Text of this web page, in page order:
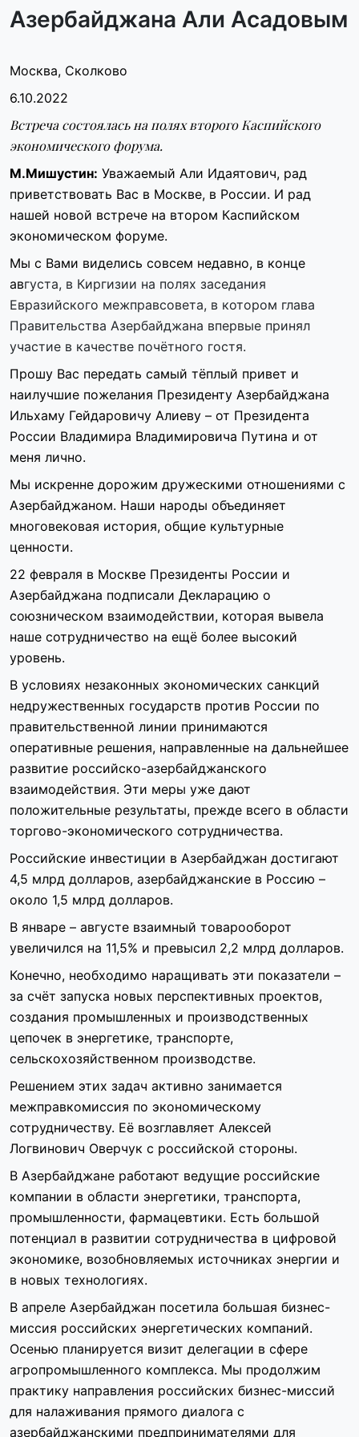
Азербайджана Али Асадовым
Москва, Сколково
6.10.2022
Встреча состоялась на полях второго Каспийского
экономического форума.
М.Мишустин: Уважаемый Али Идаятович, рад
приветствовать Вас в Москве, в России. И рад
нашей новой встрече на втором Каспийском
экономическом форуме.
Мы с Вами виделись совсем недавно, в конце
августа, в Киргизии на полях заседания
Евразийского межправсовета, в котором глава
Правительства Азербайджана впервые принял
участие в качестве почётного гостя.
Прошу Вас передать самый тёплый привет и
наилучшие пожелания Президенту Азербайджана
Ильхаму Гейдаровичу Алиеву – от Президента
России Владимира Владимировича Путина и от
меня лично.
Мы искренне дорожим дружескими отношениями с
Азербайджаном. Наши народы объединяет
многовековая история, общие культурные
ценности.
22 февраля в Москве Президенты России и
Азербайджана подписали Декларацию о
союзническом взаимодействии, которая вывела
наше сотрудничество на ещё более высокий
уровень.
В условиях незаконных экономических санкций
недружественных государств против России по
правительственной линии принимаются
оперативные решения, направленные на дальнейшее
развитие российско-азербайджанского
взаимодействия. Эти меры уже дают
положительные результаты, прежде всего в области
торгово-экономического сотрудничества.
Российские инвестиции в Азербайджан достигают
4,5 млрд долларов, азербайджанские в Россию –
около 1,5 млрд долларов.
В январе – августе взаимный товарооборот
увеличился на 11,5% и превысил 2,2 млрд долларов.
Конечно, необходимо наращивать эти показатели –
за счёт запуска новых перспективных проектов,
создания промышленных и производственных
цепочек в энергетике, транспорте,
сельскохозяйственном производстве.
Решением этих задач активно занимается
межправкомиссия по экономическому
сотрудничеству. Её возглавляет Алексей
Логвинович Оверчук с российской стороны.
В Азербайджане работают ведущие российские
компании в области энергетики, транспорта,
промышленности, фармацевтики. Есть большой
потенциал в развитии сотрудничества в цифровой
экономике, возобновляемых источниках энергии и
в новых технологиях.
В апреле Азербайджан посетила большая бизнес-
миссия российских энергетических компаний.
Осенью планируется визит делегации в сфере
агропромышленного комплекса. Мы продолжим
практику направления российских бизнес-миссий
для налаживания прямого диалога с
азербайджанскими предпринимателями для